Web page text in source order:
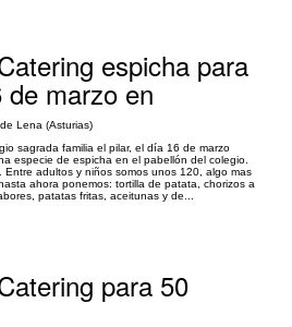
espicha para
marzo en
Lena (Asturias)
sagrada familia el pilar, el día 16 de marzo
especie de espicha en el pabellón del colegio.
adultos y niños somos unos 120, algo mas
ahora ponemos: tortilla de patata, chorizos a
patatas fritas, aceitunas y de...
para 50